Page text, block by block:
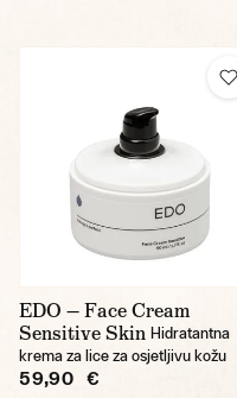
EDO — Face Cream
Sensitive Skin Hidratantna
krema za lice za osjetljivu kožu
59,90 €